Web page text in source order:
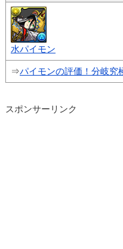
水パイモン
⇒パイモンの評価！分岐究
スポンサーリンク